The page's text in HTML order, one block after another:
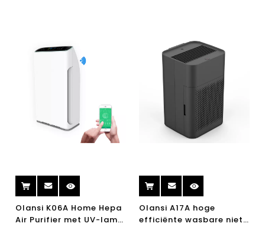
Olansi K06A Home Hepa
Air Purifier met UV-lamp
Olansi A17A hoge
efficiënte wasbare niet-